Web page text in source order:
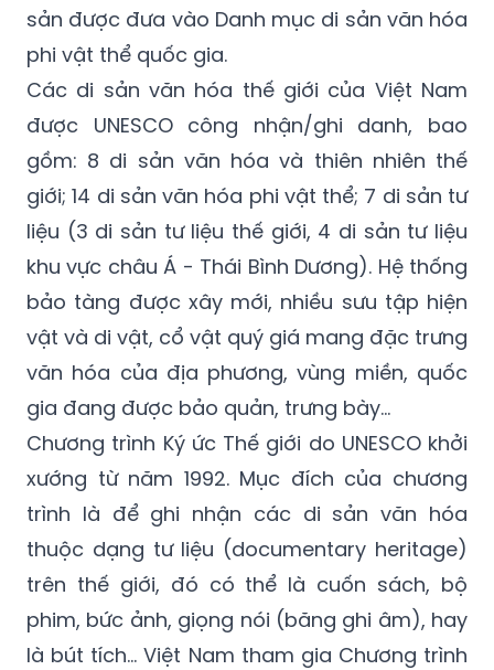
sản được đưa vào Danh mục di sản văn hóa
phi vật thể quốc gia.
Các di sản văn hóa thế giới của Việt Nam
được UNESCO công nhận/ghi danh, bao
gồm: 8 di sản văn hóa và thiên nhiên thế
giới; 14 di sản văn hóa phi vật thể; 7 di sản tư
liệu (3 di sản tư liệu thế giới, 4 di sản tư liệu
khu vực châu Á - Thái Bình Dương). Hệ thống
bảo tàng được xây mới, nhiều sưu tập hiện
vật và di vật, cổ vật quý giá mang đặc trưng
văn hóa của địa phương, vùng miền, quốc
gia đang được bảo quản, trưng bày…
Chương trình Ký ức Thế giới do UNESCO khởi
xướng từ năm 1992. Mục đích của chương
trình là để ghi nhận các di sản văn hóa
thuộc dạng tư liệu (documentary heritage)
trên thế giới, đó có thể là cuốn sách, bộ
phim, bức ảnh, giọng nói (băng ghi âm), hay
là bút tích… Việt Nam tham gia Chương trình